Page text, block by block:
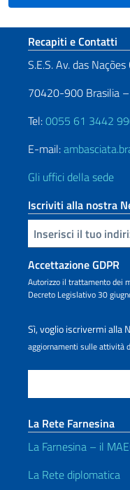
Sezione
Recapiti e Contatti
S.E.S. Av. das
70420-900 Brasilia
Tel:0055 61 3442
E-mail:
Gli uffici della sede
Iscriviti alla nostra
Inserisci la tua email
Accettazione GDPR
Autorizzo il trattamento dei
Decreto Legislativo 30
Sì, voglio iscrivermi alla
aggiornamenti sulle attività
La Rete Farnesina
La Farnesina – il
La Rete diplomatica